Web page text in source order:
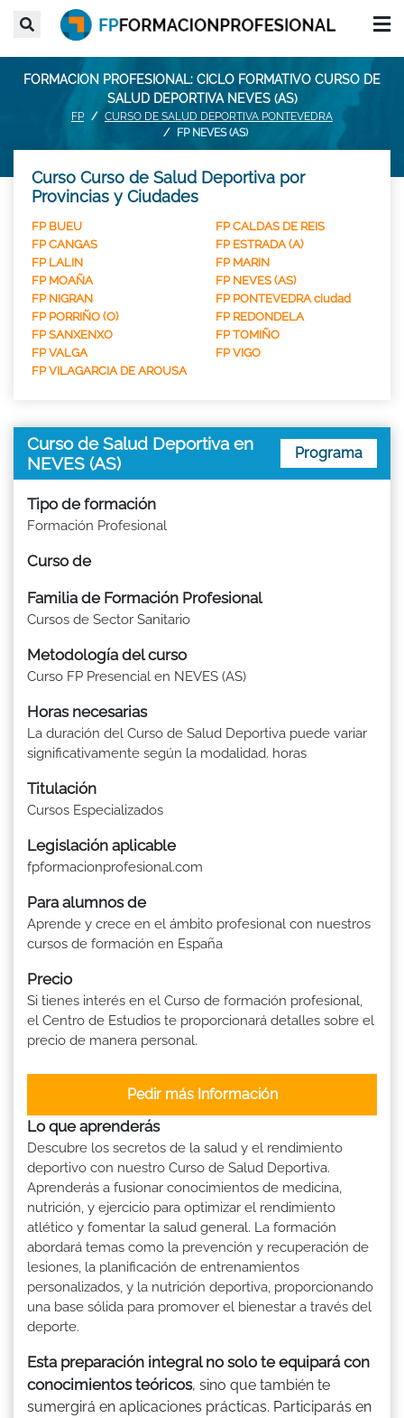
FORMACION PROFESIONAL: CICLO FORMATIVO CURSO DE
SALUD DEPORTIVA NEVES (AS)
FP
CURSO DE SALUD DEPORTIVA PONTEVEDRA
FP NEVES (AS)
Curso Curso de Salud Deportiva por
Provincias y Ciudades
FP BUEU
FP CALDAS DE REIS
FP CANGAS
FP ESTRADA (A)
FP LALIN
FP MARIN
FP MOAÑA
FP NEVES (AS)
FP NIGRAN
FP PONTEVEDRA ciudad
FP PORRIÑO (O)
FP REDONDELA
FP SANXENXO
FP TOMIÑO
FP VALGA
FP VIGO
FP VILAGARCIA DE AROUSA
Curso de Salud Deportiva en
NEVES (AS)
Programa
Tipo de formación
Formación Profesional
Curso de
Familia de Formación Profesional
Cursos de Sector Sanitario
Metodología del curso
Curso FP Presencial en NEVES (AS)
Horas necesarias
La duración del Curso de Salud Deportiva puede variar
significativamente según la modalidad. horas
Titulación
Cursos Especializados
Legislación aplicable
fpformacionprofesional.com
Para alumnos de
Aprende y crece en el ámbito profesional con nuestros
cursos de formación en España
Precio
Si tienes interés en el Curso de formación profesional,
el Centro de Estudios te proporcionará detalles sobre el
precio de manera personal.
Pedir más Información
Lo que aprenderás
Descubre los secretos de la salud y el rendimiento
deportivo con nuestro Curso de Salud Deportiva.
Aprenderás a fusionar conocimientos de medicina,
nutrición, y ejercicio para optimizar el rendimiento
atlético y fomentar la salud general. La formación
abordará temas como la prevención y recuperación de
lesiones, la planificación de entrenamientos
personalizados, y la nutrición deportiva, proporcionando
una base sólida para promover el bienestar a través del
deporte.
Esta preparación integral no solo te equipará con
conocimientos teóricos, sino que también te
sumergirá en aplicaciones prácticas. Participarás en